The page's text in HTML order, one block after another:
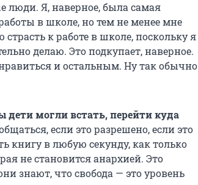
люди. Я, наверное, была самая
в школе, но тем не менее мне
к работе в школе, поскольку я
делаю. Это подкупает, наверное.
и остальным. Ну так обычно
дети могли встать, перейти куда
если это разрешено, если это
книгу в любую секунду, как только
не становится анархией. Это
знают, что свобода — это уровень